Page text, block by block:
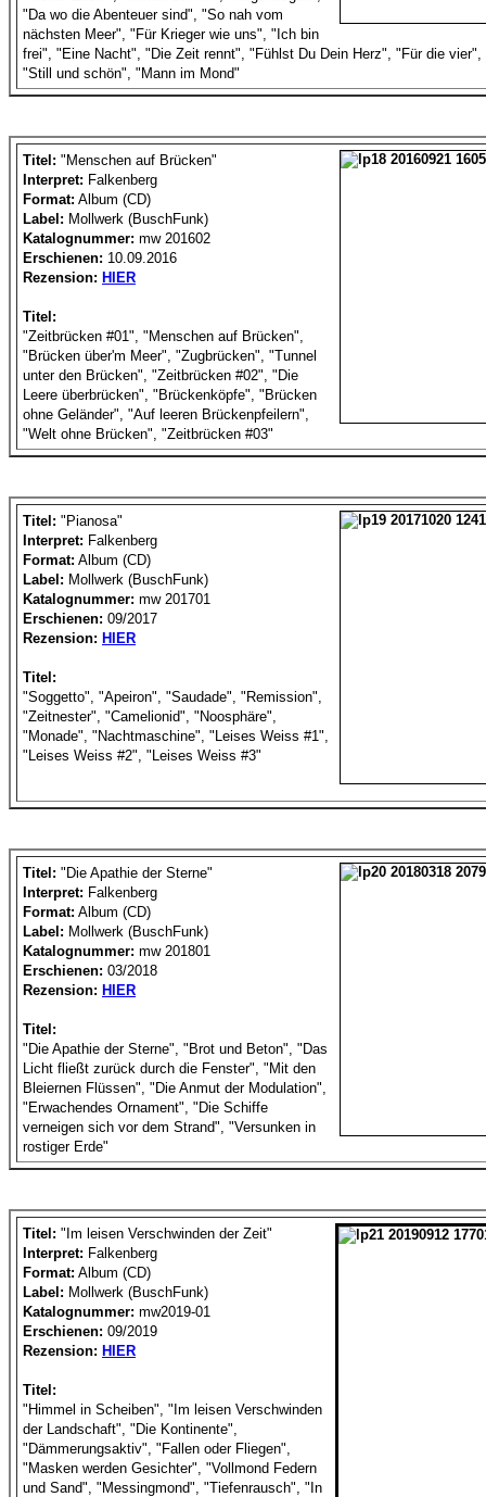
"Da wo die Abenteuer sind", "So nah vom
nächsten Meer", "Für Krieger wie uns", "Ich bin
frei", "Eine Nacht", "Die Zeit rennt", "Fühlst Du Dein Herz", "Für die
"Still und schön", "Mann im Mond"
Titel: "Menschen auf Brücken"
Interpret: Falkenberg
Format: Album (CD)
Label: Mollwerk (BuschFunk)
Katalognummer: mw 201602
Erschienen: 10.09.2016
Rezension: HIER
Titel:
"Zeitbrücken #01", "Menschen auf Brücken",
"Brücken über'm Meer", "Zugbrücken", "Tunnel
unter den Brücken", "Zeitbrücken #02", "Die
Leere überbrücken", "Brückenköpfe", "Brücken
ohne Geländer", "Auf leeren Brückenpfeilern",
"Welt ohne Brücken", "Zeitbrücken #03"
Titel: "Pianosa"
Interpret: Falkenberg
Format: Album (CD)
Label: Mollwerk (BuschFunk)
Katalognummer: mw 201701
Erschienen: 09/2017
Rezension: HIER
Titel:
"Soggetto", "Apeiron", "Saudade", "Remission",
"Zeitnester", "Camelionid", "Noosphäre",
"Monade", "Nachtmaschine", "Leises Weiss #1",
"Leises Weiss #2", "Leises Weiss #3"
Titel: "Die Apathie der Sterne"
Interpret: Falkenberg
Format: Album (CD)
Label: Mollwerk (BuschFunk)
Katalognummer: mw 201801
Erschienen: 03/2018
Rezension: HIER
Titel:
"Die Apathie der Sterne", "Brot und Beton", "Das
Licht fließt zurück durch die Fenster", "Mit den
Bleiernen Flüssen", "Die Anmut der Modulation",
"Erwachendes Ornament", "Die Schiffe
verneigen sich vor dem Strand", "Versunken in
rostiger Erde"
Titel: "Im leisen Verschwinden der Zeit"
Interpret: Falkenberg
Format: Album (CD)
Label: Mollwerk (BuschFunk)
Katalognummer: mw2019-01
Erschienen: 09/2019
Rezension: HIER
Titel:
"Himmel in Scheiben", "Im leisen Verschwinden
der Landschaft", "Die Kontinente",
"Dämmerungsaktiv", "Fallen oder Fliegen",
"Masken werden Gesichter", "Vollmond Federn
und Sand", "Messingmond", "Tiefenrausch", "In